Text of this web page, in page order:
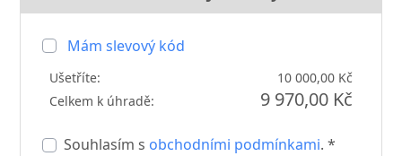
Mám slevový kód
Ušetříte:
10 000,00 Kč
Celkem k úhradě:
9 970,00 Kč
Souhlasím s obchodními podmínkami. *